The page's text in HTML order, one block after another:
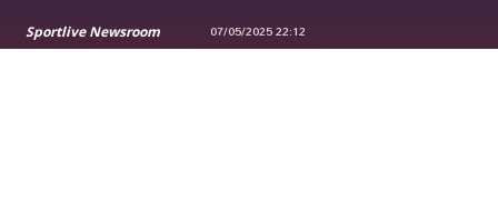
Sportlive Newsroom 07/05/2025 22:12